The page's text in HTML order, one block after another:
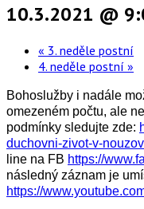
10.3.2021 @
« 3. neděle postní
4. neděle postní »
Bohoslužby i nadále
omezeném počtu, ale
podmínky sledujte zde:
duchovni-zivot-v-
line na FB https://
následný záznam je
https://